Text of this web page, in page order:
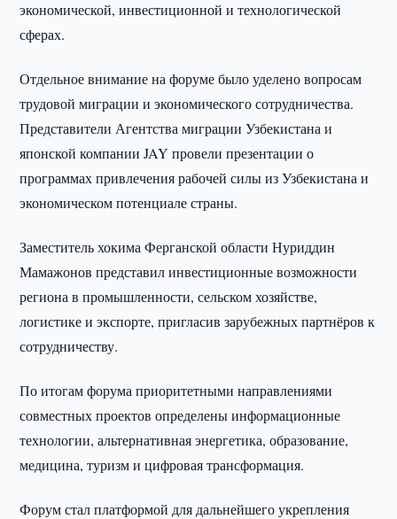
экономической, инвестиционной и технологической
сферах.
Отдельное внимание на форуме было уделено вопросам
трудовой миграции и экономического сотрудничества.
Представители Агентства миграции Узбекистана и
японской компании JAY провели презентации о
программах привлечения рабочей силы из Узбекистана и
экономическом потенциале страны.
Заместитель хокима Ферганской области Нуриддин
Мамажонов представил инвестиционные возможности
региона в промышленности, сельском хозяйстве,
логистике и экспорте, пригласив зарубежных партнёров к
сотрудничеству.
По итогам форума приоритетными направлениями
совместных проектов определены информационные
технологии, альтернативная энергетика, образование,
медицина, туризм и цифровая трансформация.
Форум стал платформой для дальнейшего укрепления